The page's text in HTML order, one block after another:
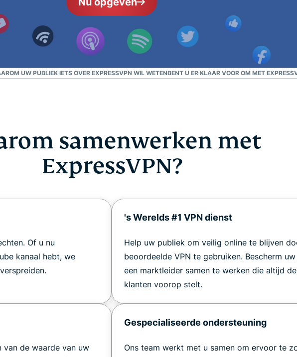
en meer.
confidential
computing en
met privacy
als
Identity Defender
Krachtig pakket met
UW PUBLIEK IETS OVER EXPRESSVPN WIL WETENBENT U ER KLAAR VOOR OM MET
samenwerken met
ExpressVPN?
Of u nu
kanaal hebt, we
's Werelds #1 VPN dienst
Help uw publiek om veilig online te blijven
beoordeelde VPN te gebruiken. Bescherm
een marktleider samen te werken die altijd
klanten voorop stelt.
van de waarde van uw
Gespecialiseerde ondersteuning
Ons team werkt met u samen om ervoor te